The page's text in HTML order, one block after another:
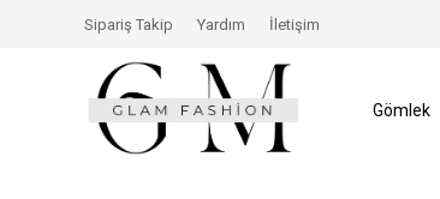
İçerisinde İade Hakkı Size Özel İndirimler
Sipariş Takip Yardım İletişim
Gömlek